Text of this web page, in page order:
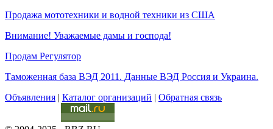
Продажа мототехники и водной техники из США
Внимание! Уважаемые дамы и господа!
Продам Регулятор
Таможенная база ВЭД 2011. Данные ВЭД Россия и Украина.
Объявления | Каталог организаций | Обратная связь